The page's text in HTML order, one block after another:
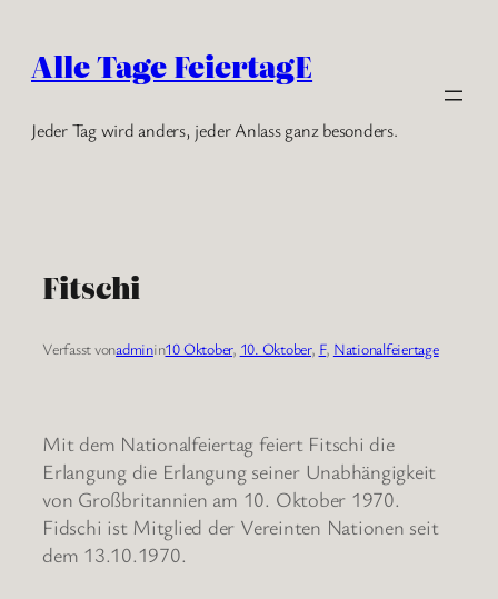
Inhalt
springen
Alle Tage FeiertagE
Jeder Tag wird anders, jeder Anlass ganz besonders.
Fitschi
Verfasst vonadminin10 Oktober, 10. Oktober, F, Nationalfeiertage
Mit dem Nationalfeiertag feiert Fitschi die
Erlangung die Erlangung seiner Unabhängigkeit
von Großbritannien am 10. Oktober 1970.
Fidschi ist Mitglied der Vereinten Nationen seit
dem 13.10.1970.